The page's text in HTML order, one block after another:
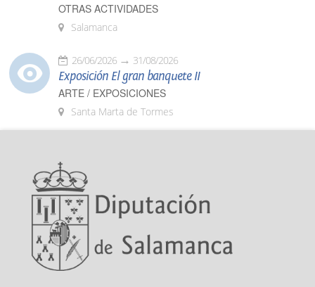
OTRAS ACTIVIDADES
Salamanca
26/06/2026 31/08/2026
Exposición El gran banquete II
ARTE / EXPOSICIONES
Santa Marta de Tormes